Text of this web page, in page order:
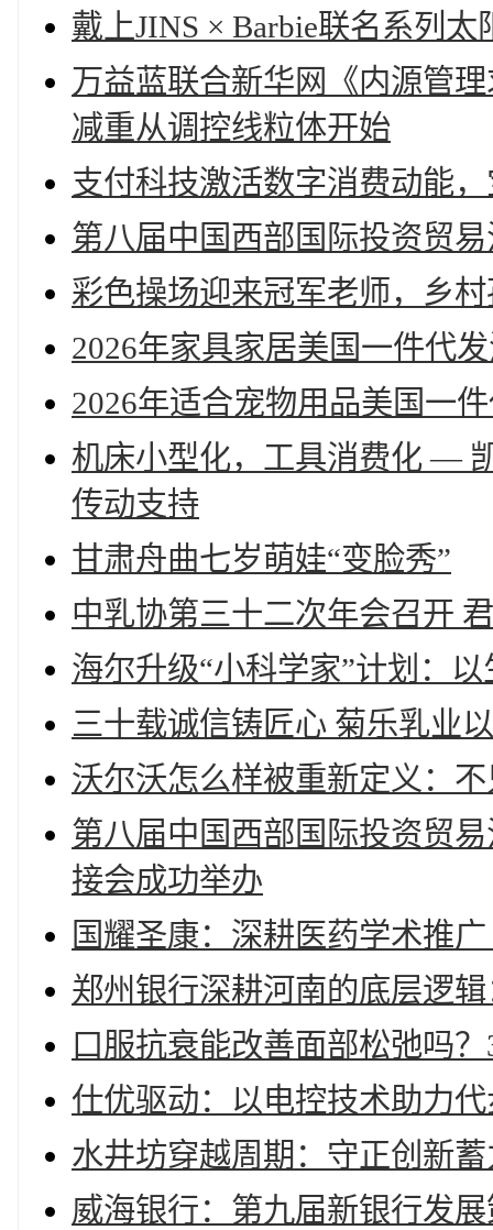
戴上JINS × Barbie联名系列
万益蓝联合新华网《内源管
减重从调控线粒体开始
支付科技激活数字消费动能
第八届中国西部国际投资贸
彩色操场迎来冠军老师，乡
2026年家具家居美国一件代
2026年适合宠物用品美国一
机床小型化，工具消费化 —
传动支持
甘肃舟曲七岁萌娃“变脸秀”
中乳协第三十二次年会召开
海尔升级“小科学家”计划：
三十载诚信铸匠心 菊乐乳业
沃尔沃怎么样被重新定义：
第八届中国西部国际投资贸
接会成功举办
国耀圣康：深耕医药学术推
郑州银行深耕河南的底层逻
口服抗衰能改善面部松弛吗
仕优驱动：以电控技术助力
水井坊穿越周期：守正创新
威海银行：第九届新银行发